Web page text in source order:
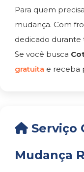
Para quem
mudança. Com
dedicado durante
Se você busca
gratuita e receba
Serviço
Mudança